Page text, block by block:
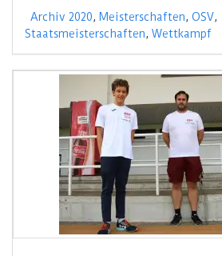
Archiv 2020, Meisterschaften, OSV,
Staatsmeisterschaften, Wettkampf